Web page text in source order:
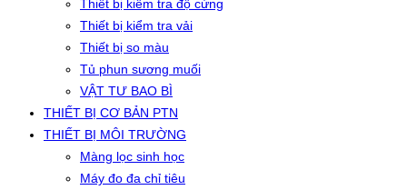
Thiết bị kiểm tra độ cứng
Thiết bị kiểm tra vải
Thiết bị so màu
Tủ phun sương muối
VẬT TƯ BAO BÌ
THIẾT BỊ CƠ BẢN PTN
THIẾT BỊ MÔI TRƯỜNG
Màng lọc sinh học
Máy đo đa chỉ tiêu